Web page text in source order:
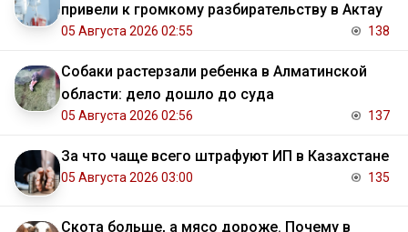
привели к громкому разбирательству в Актау
05 Августа 2026 02:55 138
Собаки растерзали ребенка в Алматинской
области: дело дошло до суда
05 Августа 2026 02:56 137
За что чаще всего штрафуют ИП в Казахстане
05 Августа 2026 03:00 135
Скота больше, а мясо дороже. Почему в